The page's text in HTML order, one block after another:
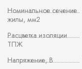
Номинальное сечение
жилы, мм2
Расцветка изоляции
ТПЖ
Напряжение, В